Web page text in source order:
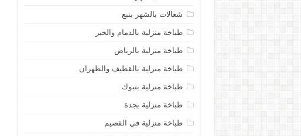
شغالات بالشهر ينبع
طباخة منزلية بالدمام والخبر
طباخة منزلية بالرياض
طباخة منزلية بالقطيف والظهران
طباخة منزلية بتبوك
طباخة منزلية بجدة
طباخة منزلية في القصيم